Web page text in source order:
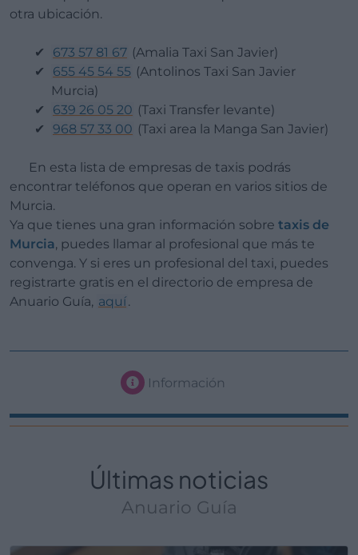
otra ubicación.
673 57 81 67 (Amalia Taxi San Javier)
655 45 54 55 (Antolinos Taxi San Javier
Murcia)
639 26 05 20 (Taxi Transfer levante)
968 57 33 00 (Taxi area la Manga San Javier)
En esta lista de empresas de taxis podrás
encontrar teléfonos que operan en varios sitios de
Murcia.
Ya que tienes una gran información sobre taxis de
Murcia, puedes llamar al profesional que más te
convenga. Y si eres un profesional del taxi, puedes
registrarte gratis en el directorio de empresa de
Anuario Guía, aquí.
Información
Últimas noticias
Anuario Guía